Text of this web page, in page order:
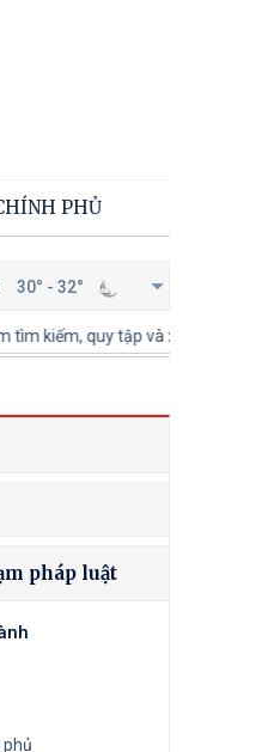
PHỦ
30° - 32°
quy tập và xác định danh tính
pháp luật